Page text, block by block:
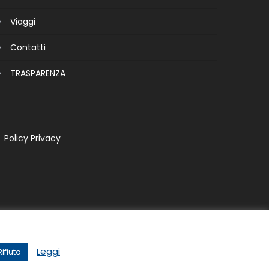
Viaggi
Contatti
TRASPARENZA
Policy Privacy
Leggi